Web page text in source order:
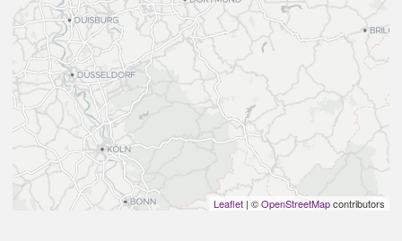
Leaflet | ©OpenStreetMapcontributors